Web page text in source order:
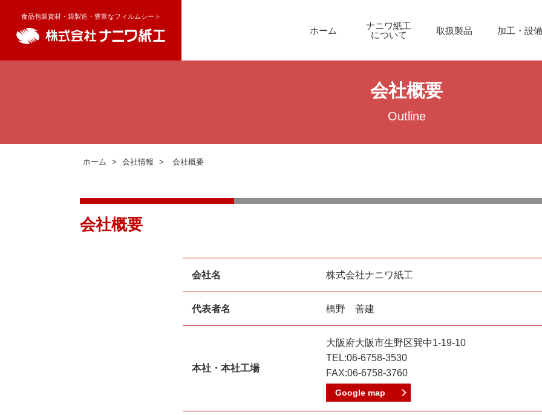
食品包装資材・袋製造・豊富なフィルムシート
ホーム
ナニワ紙工
について
取扱製品 加工・設備
会社概要
Outline
ホーム > 会社情報 > 会社概要
会社概要
会社名 株式会社ナニワ紙工
代表者名 橋野 善建
本社・本社工場
大阪府大阪市生野区巽中1-19-10
TEL:06-6758-3530
FAX:06-6758-3760
Google map